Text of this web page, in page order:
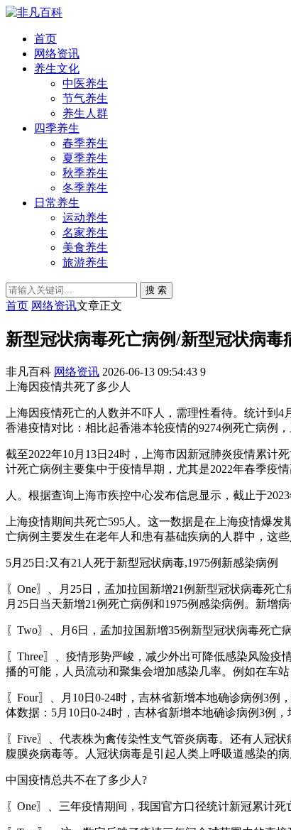
首页
网络资讯
养生文化
中医养生
节气养生
养生人群
四季养生
春季养生
夏季养生
秋季养生
冬季养生
日常养生
运动养生
名家养生
美食养生
旅游养生
搜 索
首页 网络资讯文章正文
新型冠状病毒死亡病例/新型冠状病毒
非凡百科 网络资讯 2026-06-13 09:54:43 9
上海因疫情共死了多少人
上海因疫情死亡的人数并不吓人，需理性看待。统计到
香港疫情对比：相比起香港本轮疫情的9274例死亡病例
截至2022年10月13日24时，上海市因新冠肺炎疫情累计
计死亡病例主要集中于疫情早期，尤其是2022年春季疫情
人。根据查询上海市疾控中心发布信息显示，截止于
上海疫情期间共死亡595人。这一数据是在上海疫情爆
亡病例主要发生在老年人和患有基础疾病的人群中，这
5月25日:又有21人死于新型冠状病毒,1975例新感染病例
〖One〗、月25日，孟加拉国新增21例新型冠状病毒死
月25日当天新增21例死亡病例和1975例感染病例。新增
〖Two〗、月6日，孟加拉国新增35例新型冠状病毒死亡
〖Three〗、疫情形势严峻，减少外出可降低感染风险
播的可能，人员流动和聚集会增加感染几率。例如在车
〖Four〗、月10日0-24时，吉林省新增本地确诊病例3
体数据：5月10日0-24时，吉林省新增本地确诊病例3例
〖Five〗、代表株为禽传染性支气管炎病毒。还有人冠
腹膜炎病毒等。人冠状病毒是引起人类上呼吸道感染的
中国疫情总共不在了多少人?
〖One〗、三年疫情期间，我国官方口径统计新冠累计死